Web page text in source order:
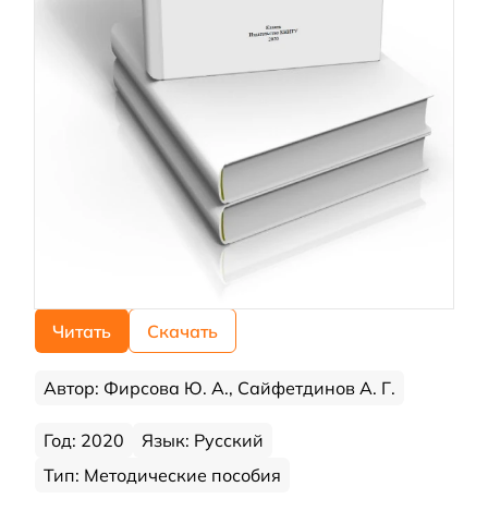
Читать Скачать
Автор: Фирсова Ю. А., Сайфетдинов А. Г.
Год: 2020
Язык: Русский
Тип: Методические пособия